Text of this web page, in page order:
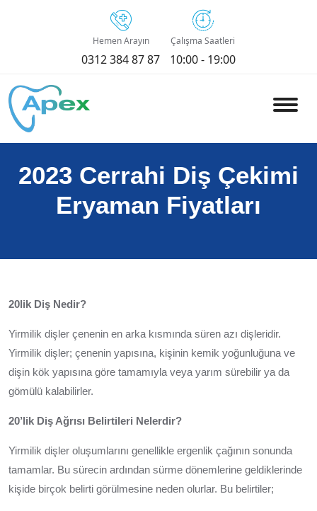
Hemen Arayın
0312 384 87 87
Çalışma Saatleri
10:00 - 19:00
2023 Cerrahi Diş Çekimi
Eryaman Fiyatları
20lik Diş Nedir?
Yirmilik dişler çenenin en arka kısmında süren azı dişleridir.
Yirmilik dişler; çenenin yapısına, kişinin kemik yoğunluğuna ve
dişin kök yapısına göre tamamıyla veya yarım sürebilir ya da
gömülü kalabilirler.
20’lik Diş Ağrısı Belirtileri Nelerdir?
Yirmilik dişler oluşumlarını genellikle ergenlik çağının sonunda
tamamlar. Bu sürecin ardından sürme dönemlerine geldiklerinde
kişide birçok belirti görülmesine neden olurlar. Bu belirtiler;